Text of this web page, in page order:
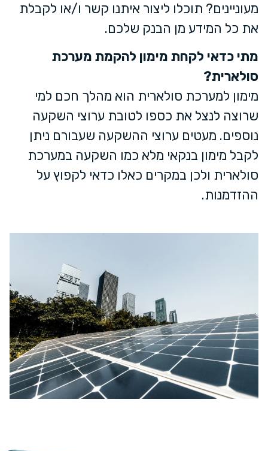
מעוניינים? תוכלו ליצור איתנו קשר ו/או לקבלת
את כל המידע מן הבנק שלכם.
מתי כדאי לקחת מימון להקמת מערכת
סולארית?
מימון למערכת סולארית הוא מהלך חכם למי
שרוצה לנצל את כספו לטובת ערוצי השקעה
נוספים. מעטים ערוצי ההשקעה שעבורם ניתן
לקבל מימון בנקאי מלא כמו השקעה במערכת
סולארית ולכן במקרים כאלו כדאי לקפוץ על
ההזדמנות.